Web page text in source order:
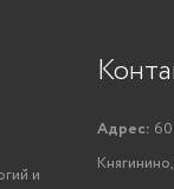
и
Адрес: